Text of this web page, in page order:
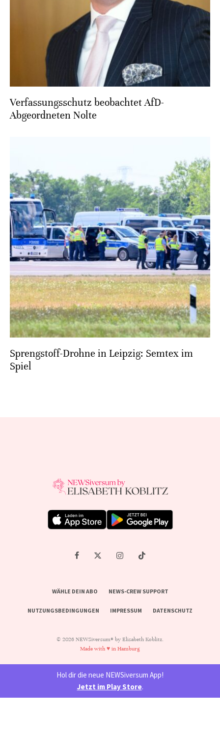
Verfassungsschutz beobachtet AfD-
Abgeordneten Nolte
Sprengstoff-Drohne in Leipzig: Semtex im
Spiel
WÄHLE DEIN ABO NEWS-CREW SUPPORT
NUTZUNGSBEDINGUNGEN IMPRESSUM DATENSCHUTZ
© 2026 NEWSiversum® by Elisabeth Koblitz.
Made with ♥ in Hamburg
Hol dir die neue NEWSiversum App!
Jetzt im Play Store.